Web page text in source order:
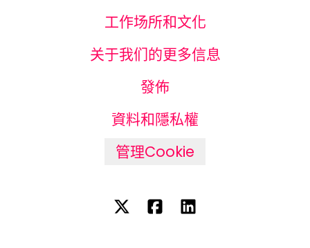
工作场所和文化
关于我们的更多信息
發佈
資料和隱私權
管理Cookie